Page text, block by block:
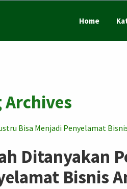
Home
Ditanyakan
Bisnis